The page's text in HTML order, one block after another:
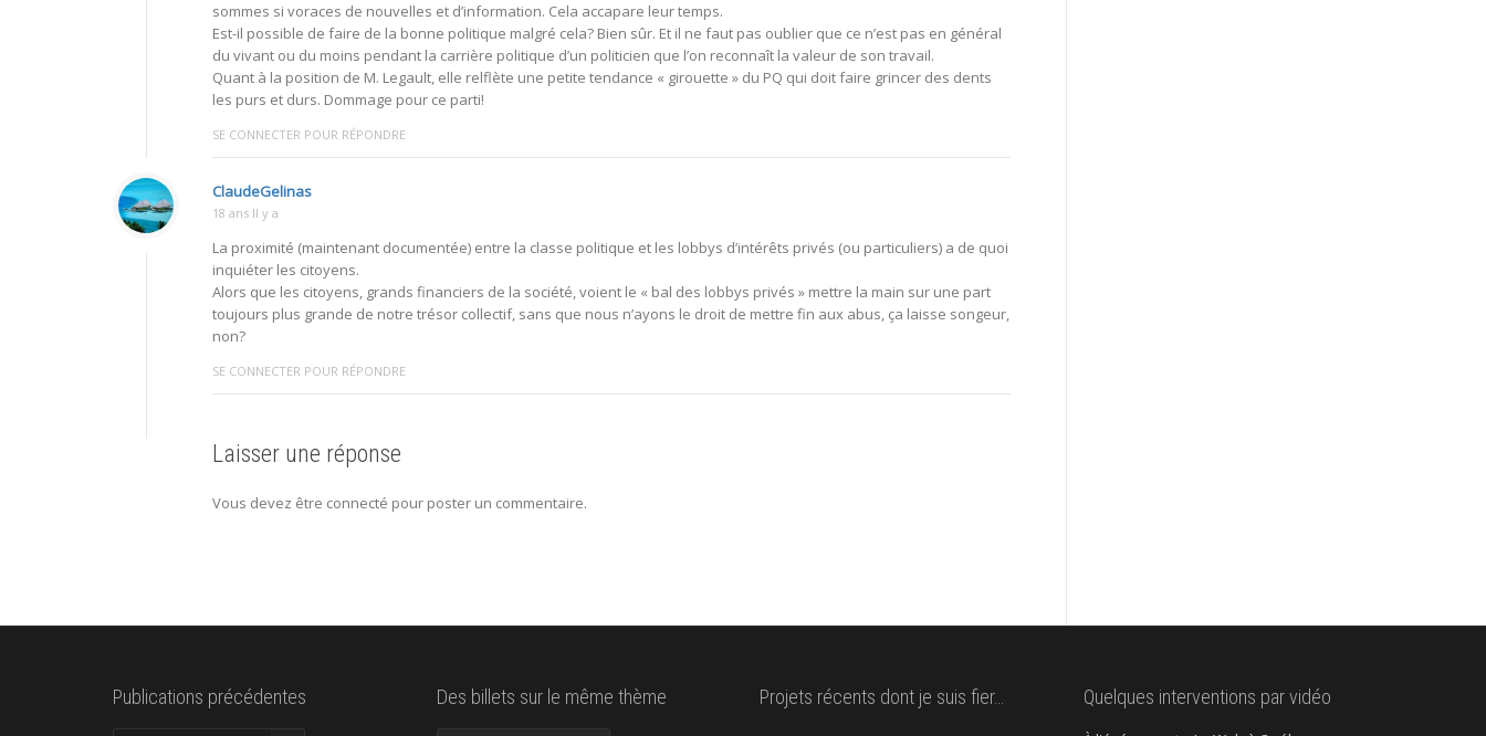
sommes si voraces de nouvelles et d’information. Cela accapare leur temps.
Est-il possible de faire de la bonne politique malgré cela? Bien sûr. Et il ne faut pas oublier que ce n’est pas en général
du vivant ou du moins pendant la carrière politique d’un politicien que l’on reconnaît la valeur de son travail.
Quant à la position de M. Legault, elle relflète une petite tendance « girouette » du PQ qui doit faire grincer des dents
les purs et durs. Dommage pour ce parti!
SE CONNECTER POUR RÉPONDRE
ClaudeGelinas
18 ans Il y a
La proximité (maintenant documentée) entre la classe politique et les lobbys d’intérêts privés (ou particuliers) a de quoi
inquiéter les citoyens.
Alors que les citoyens, grands financiers de la société, voient le « bal des lobbys privés » mettre la main sur une part
toujours plus grande de notre trésor collectif, sans que nous n’ayons le droit de mettre fin aux abus, ça laisse songeur,
non?
SE CONNECTER POUR RÉPONDRE
Laisser une réponse
Vous devez être connecté pour poster un commentaire.
Publications précédentes Des billets sur le même thème Projets récents dont je suis fier… Quelques interventions par vidéo